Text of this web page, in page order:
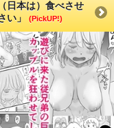
日本は）食べさせ
い」
(PickUP!)